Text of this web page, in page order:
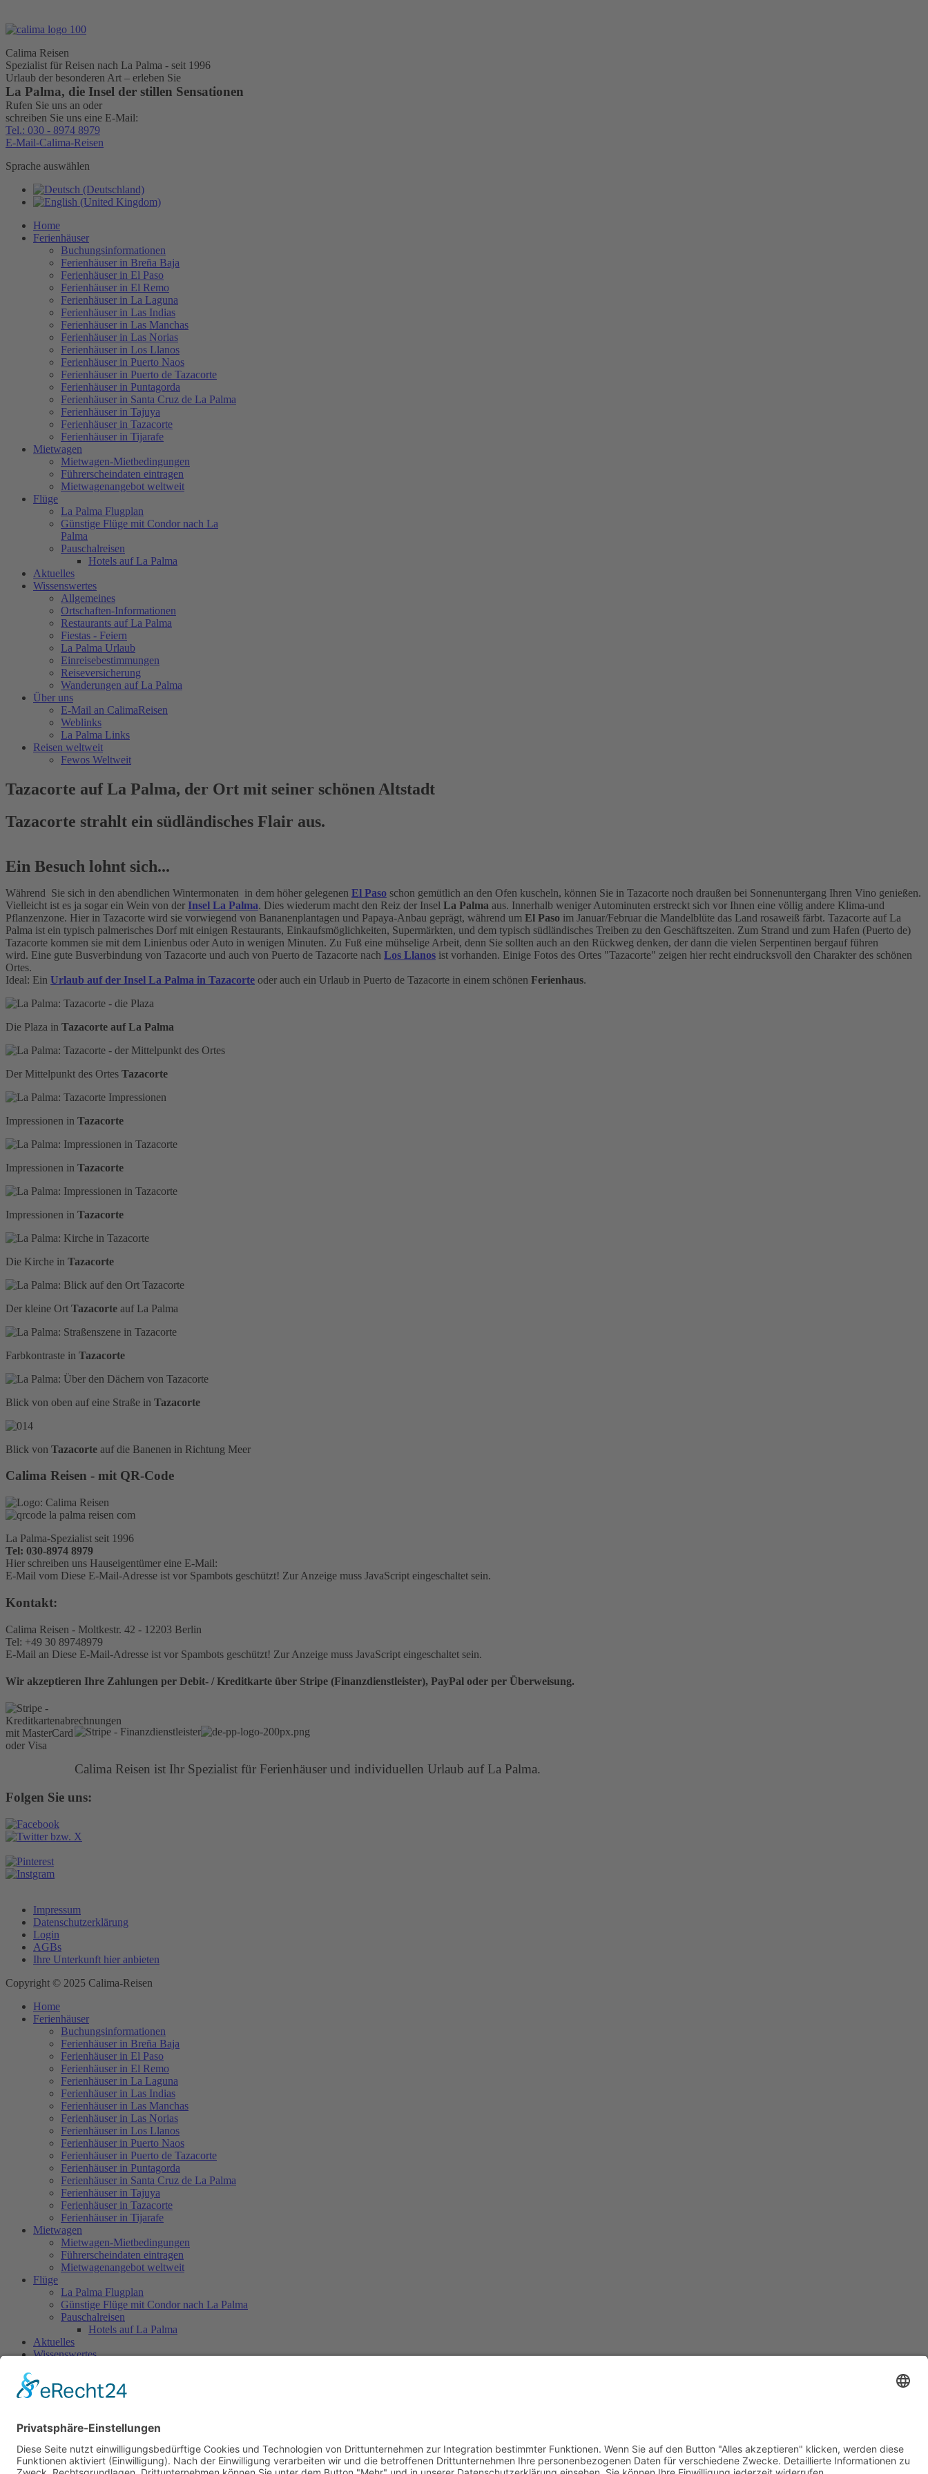
Calima Reisen
Spezialist für Reisen nach La Palma - seit 1996
Urlaub der besonderen Art – erleben Sie
La Palma, die Insel der stillen Sensationen
Rufen Sie uns an oder
schreiben Sie uns eine E-Mail:
Tel.: 030 - 8974 8979
E-Mail-Calima-Reisen
Sprache auswählen
Home
Ferienhäuser
Buchungsinformationen
Ferienhäuser in Breña Baja
Ferienhäuser in El Paso
Ferienhäuser in El Remo
Ferienhäuser in La Laguna
Ferienhäuser in Las Indias
Ferienhäuser in Las Manchas
Ferienhäuser in Las Norias
Ferienhäuser in Los Llanos
Ferienhäuser in Puerto Naos
Ferienhäuser in Puerto de Tazacorte
Ferienhäuser in Puntagorda
Ferienhäuser in Santa Cruz de La Palma
Ferienhäuser in Tajuya
Ferienhäuser in Tazacorte
Ferienhäuser in Tijarafe
Mietwagen
Mietwagen-Mietbedingungen
Führerscheindaten eintragen
Mietwagenangebot weltweit
Flüge
La Palma Flugplan
Günstige Flüge mit Condor nach La
Palma
Pauschalreisen
Hotels auf La Palma
Aktuelles
Wissenswertes
Allgemeines
Ortschaften-Informationen
Restaurants auf La Palma
Fiestas - Feiern
La Palma Urlaub
Einreisebestimmungen
Reiseversicherung
Wanderungen auf La Palma
Über uns
E-Mail an CalimaReisen
Weblinks
La Palma Links
Reisen weltweit
Fewos Weltweit
Tazacorte auf La Palma, der Ort mit seiner schönen Altstadt
Tazacorte strahlt ein südländisches Flair aus.
Ein Besuch lohnt sich...
Während Sie sich in den abendlichen Wintermonaten in dem höher gelegenen El Paso schon gemütlich an den Ofen kuscheln, können Sie in Tazacorte noch draußen bei Sonnenuntergang Ihren Vino genießen.
Vielleicht ist es ja sogar ein Wein von der Insel La Palma. Dies wiederum macht den Reiz der Insel La Palma aus. Innerhalb weniger Autominuten erstreckt sich vor Ihnen eine völlig andere Klima-und
Pflanzenzone. Hier in Tazacorte wird sie vorwiegend von Bananenplantagen und Papaya-Anbau geprägt, während um El Paso im Januar/Februar die Mandelblüte das Land rosaweiß färbt. Tazacorte auf La
Palma ist ein typisch palmerisches Dorf mit einigen Restaurants, Einkaufsmöglichkeiten, Supermärkten, und dem typisch südländisches Treiben zu den Geschäftszeiten. Zum Strand und zum Hafen (Puerto de)
Tazacorte kommen sie mit dem Linienbus oder Auto in wenigen Minuten. Zu Fuß eine mühselige Arbeit, denn Sie sollten auch an den Rückweg denken, der dann die vielen Serpentinen bergauf führen
wird. Eine gute Busverbindung von Tazacorte und auch von Puerto de Tazacorte nach Los Llanos ist vorhanden. Einige Fotos des Ortes "Tazacorte" zeigen hier recht eindrucksvoll den Charakter des schönen
Ortes.
Ideal: Ein Urlaub auf der Insel La Palma in Tazacorte oder auch ein Urlaub in Puerto de Tazacorte in einem schönen Ferienhaus.
Die Plaza in Tazacorte auf La Palma
Der Mittelpunkt des Ortes Tazacorte
Impressionen in Tazacorte
Impressionen in Tazacorte
Impressionen in Tazacorte
Die Kirche in Tazacorte
Der kleine Ort Tazacorte auf La Palma
Farbkontraste in Tazacorte
Blick von oben auf eine Straße in Tazacorte
Blick von Tazacorte auf die Banenen in Richtung Meer
Calima Reisen - mit QR-Code
La Palma-Spezialist seit 1996
Tel: 030-8974 8979
Hier schreiben uns Hauseigentümer eine E-Mail:
E-Mail vom Diese E-Mail-Adresse ist vor Spambots geschützt! Zur Anzeige muss JavaScript eingeschaltet sein.
Kontakt:
Calima Reisen - Moltkestr. 42 - 12203 Berlin
Tel: +49 30 89748979
E-Mail an Diese E-Mail-Adresse ist vor Spambots geschützt! Zur Anzeige muss JavaScript eingeschaltet sein.
Wir akzeptieren Ihre Zahlungen per Debit- / Kreditkarte über Stripe (Finanzdienstleister), PayPal oder per Überweisung.
Calima Reisen ist Ihr Spezialist für Ferienhäuser und individuellen Urlaub auf La Palma.
Folgen Sie uns:
Impressum
Datenschutzerklärung
Login
AGBs
Ihre Unterkunft hier anbieten
Copyright © 2025 Calima-Reisen
Home
Ferienhäuser
Buchungsinformationen
Ferienhäuser in Breña Baja
Ferienhäuser in El Paso
Ferienhäuser in El Remo
Ferienhäuser in La Laguna
Ferienhäuser in Las Indias
Ferienhäuser in Las Manchas
Ferienhäuser in Las Norias
Ferienhäuser in Los Llanos
Ferienhäuser in Puerto Naos
Ferienhäuser in Puerto de Tazacorte
Ferienhäuser in Puntagorda
Ferienhäuser in Santa Cruz de La Palma
Ferienhäuser in Tajuya
Ferienhäuser in Tazacorte
Ferienhäuser in Tijarafe
Mietwagen
Mietwagen-Mietbedingungen
Führerscheindaten eintragen
Mietwagenangebot weltweit
Flüge
La Palma Flugplan
Günstige Flüge mit Condor nach La Palma
Pauschalreisen
Hotels auf La Palma
Aktuelles
Wissenswertes
Restaurants auf La Palma
Einreisebestimmungen
Wanderungen auf La Palma
Über uns